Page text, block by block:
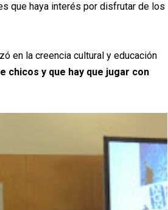
que haya interés por disfrutar de los
en la creencia cultural y educación
chicos y que hay que jugar con